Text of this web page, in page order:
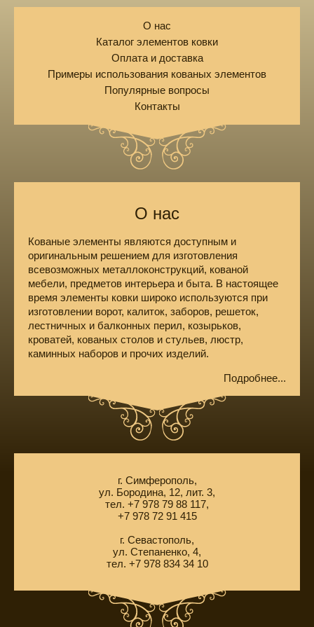
О нас
Каталог элементов ковки
Оплата и доставка
Примеры использования кованых элементов
Популярные вопросы
Контакты
О нас
Кованые элементы являются доступным и
оригинальным решением для изготовления
всевозможных металлоконструкций, кованой
мебели, предметов интерьера и быта. В настоящее
время элементы ковки широко используются при
изготовлении ворот, калиток, заборов, решеток,
лестничных и балконных перил, козырьков,
кроватей, кованых столов и стульев, люстр,
каминных наборов и прочих изделий.
Подробнее...
г. Симферополь,
ул. Бородина, 12, лит. 3,
тел. +7 978 79 88 117,
+7 978 72 91 415
г. Севастополь,
ул. Степаненко, 4,
тел. +7 978 834 34 10